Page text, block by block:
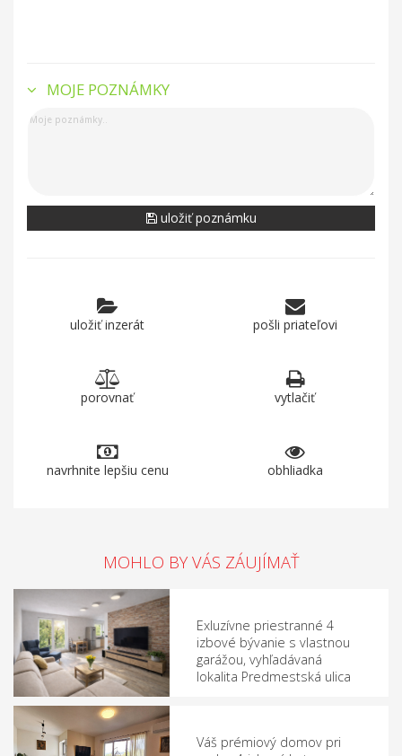
MOJE POZNÁMKY
uložiť poznámku
uložiť inzerát pošli priateľovi
porovnať vytlačiť
navrhnite lepšiu cenu obhliadka
MOHLO BY VÁS ZÁUJÍMAŤ
Exluzívne priestranné 4
izbové bývanie s vlastnou
garážou, vyhľadávaná
lokalita Predmestská ulica
Váš prémiový domov pri